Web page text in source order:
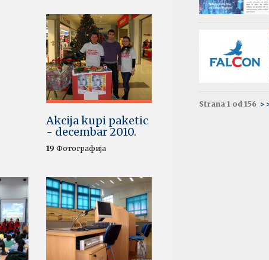
Akcija kupi paketic
- decembar 2010.
19 Фотографија
термин
Друга година
Strana 1 od 156 >